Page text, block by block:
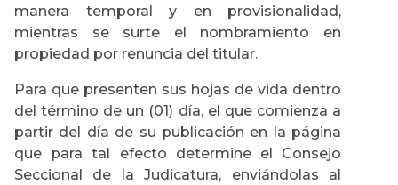
manera temporal y en provisionalidad,
mientras se surte el nombramiento en
propiedad por renuncia del titular.
Para que presenten sus hojas de vida dentro
del término de un (01) día, el que comienza a
partir del día de su publicación en la página
que para tal efecto determine el Consejo
Seccional de la Judicatura, enviándolas al